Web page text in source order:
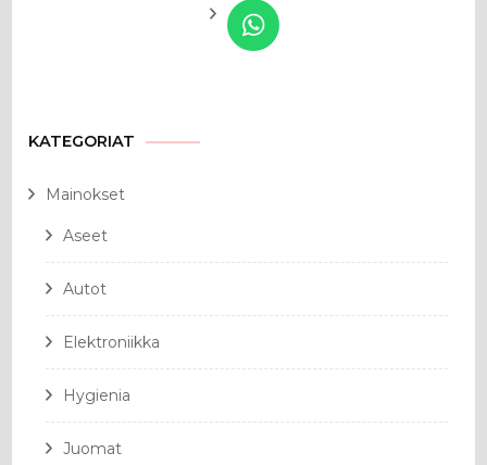
KATEGORIAT
Mainokset
Aseet
Autot
Elektroniikka
Hygienia
Juomat